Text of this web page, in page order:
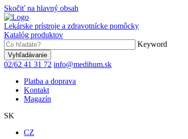
Skočiť na hlavný obsah
Lekárske prístroje a zdravotnícke pomôcky
Katalóg produktov
Keyword
02/62 41 31 72 info@medihum.sk
Platba a doprava
Kontakt
Magazín
SK
CZ